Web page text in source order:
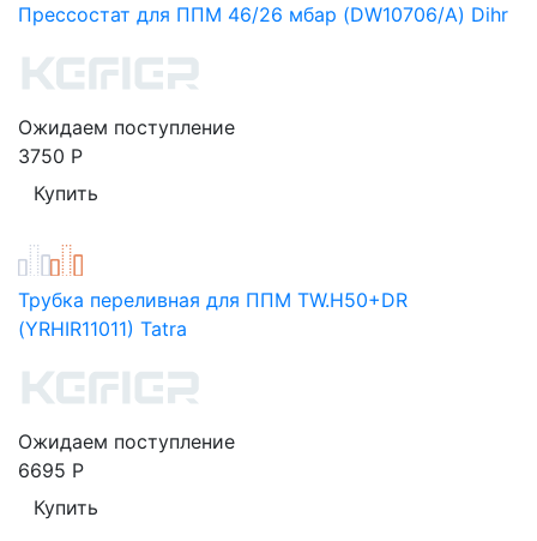
Прессостат для ППМ 46/26 мбар (DW10706/A) Dihr
Ожидаем поступление
3750 Р
Трубка переливная для ППМ TW.H50+DR
(YRHIR11011) Tatra
Ожидаем поступление
6695 Р